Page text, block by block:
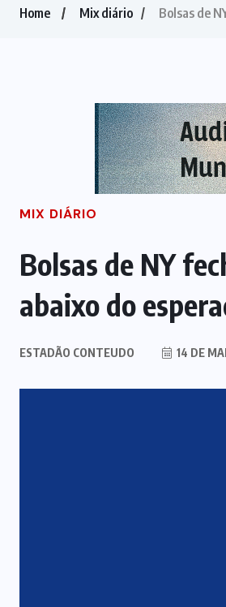
Home Mix diário Bolsas de
MIX DIÁRIO
Bolsas de NY
abaixo do
ESTADÃO CONTEUDO 14 DE